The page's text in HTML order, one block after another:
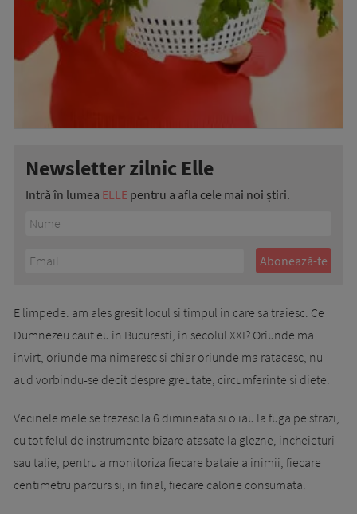
Newsletter zilnic Elle
Intră în lumea ELLE pentru a afla cele mai noi știri.
E limpede: am ales gresit locul si timpul in care sa traiesc. Ce
Dumnezeu caut eu in Bu­cu­resti, in secolul XXI? Oriunde ma
invirt, oriunde ma nimeresc si chiar oriunde ma ratacesc, nu
aud vorbindu-se decit despre greutate, circu­m­fe­rin­­te si diete.
Vecinele mele se trezesc la 6 di­minea­ta si o iau la fuga pe strazi,
cu tot felul de inst­rumente bizare ata­sa­te la glezne, incheieturi
sau talie, pentru a monitoriza fiecare bataie a ini­mii, fiecare
centimetru parcurs si, in final, fiecare ca­lorie consumata.